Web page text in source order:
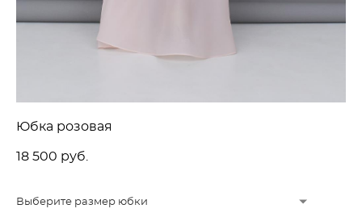
Юбка розовая
18 500 pуб.
Выберите размер юбки